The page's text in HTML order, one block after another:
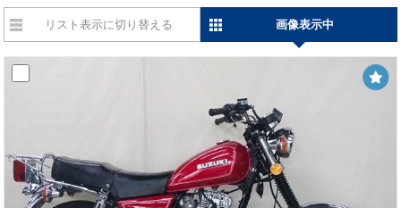
リスト表示に切り替える 画像表示中